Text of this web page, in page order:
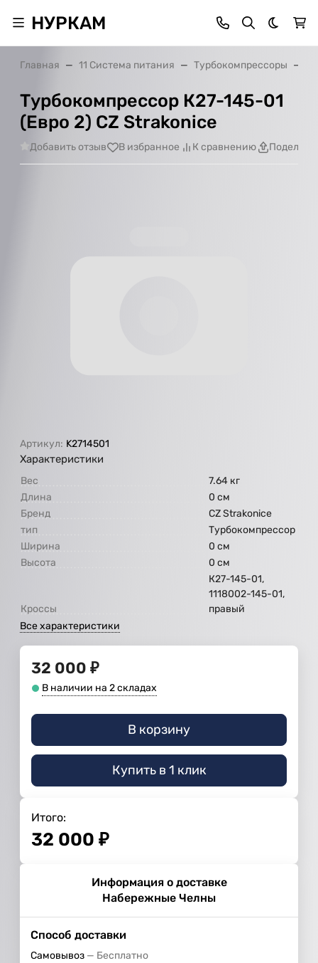
НУРКАМ Темная
Главная 11 Система питания Турбокомпрессоры
Турбокомпрессор К27-145-01
(Евро 2) CZ Strakonice
Добавить отзыв В избранное К сравнению
Артикул: K2714501
Характеристики
Вес
7.64 кг
Длина
0 см
Бренд
CZ Strakonice
тип
Турбокомпрессор
Ширина
0 см
Высота
0 см
Кроссы
К27-145-01,
1118002-145-01,
правый
Все характеристики
32 000 ₽
В наличии на 2 складах
В корзину
Купить в 1 клик
Итого:
32 000 ₽
Информация о доставке
Набережные Челны
Способ доставки
Самовывоз Бесплатно